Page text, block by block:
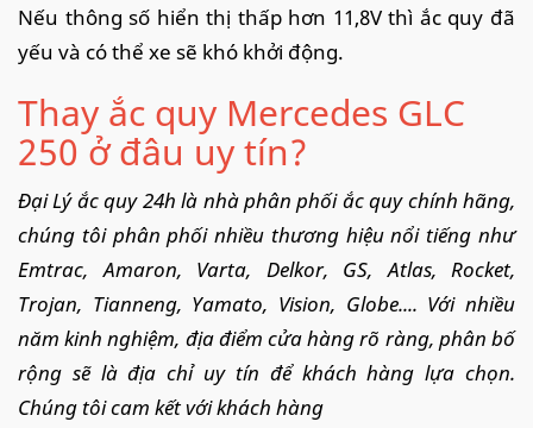
Nếu thông số hiển thị thấp hơn 11,8V thì ắc quy đã
yếu và có thể xe sẽ khó khởi động.
Thay ắc quy Mercedes GLC
250 ở đâu uy tín?
Đại Lý ắc quy 24h là nhà phân phối ắc quy chính hãng,
chúng tôi phân phối nhiều thương hiệu nổi tiếng như
Emtrac, Amaron, Varta, Delkor, GS, Atlas, Rocket,
Trojan, Tianneng, Yamato, Vision, Globe.... Với nhiều
năm kinh nghiệm, địa điểm cửa hàng rõ ràng, phân bố
rộng sẽ là địa chỉ uy tín để khách hàng lựa chọn.
Chúng tôi cam kết với khách hàng